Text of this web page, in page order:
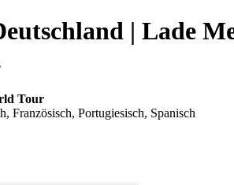
| Lade
Tour
Französisch, Portugiesisch, Spanisch